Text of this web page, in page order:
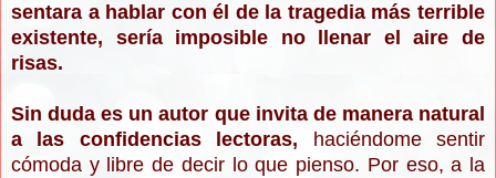
sentara a hablar con él de la tragedia más terrible
existente, sería imposible no llenar el aire de
risas.
Sin duda es un autor que invita de manera natural
a las confidencias lectoras, haciéndome sentir
cómoda y libre de decir lo que pienso. Por eso, a la